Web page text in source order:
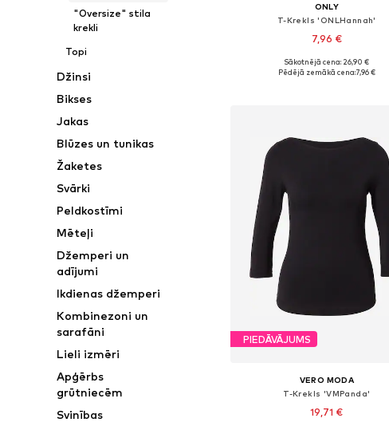
"Oversize" stila
krekli
Topi
Džinsi
Bikses
Jakas
Blūzes un tunikas
Žaketes
Svārki
Peldkostīmi
Mēteļi
Džemperi un
adījumi
Ikdienas džemperi
Kombinezoni un
sarafāni
Lieli izmēri
Apģērbs
grūtniecēm
Svinības
ONLY
T-Krekls 'ONLHannah'
7,96 €
Pieejamie izmēri: XS, S, M, L
Sākotnējā cena: 26,90 €
Pēdējā zemākā cena:7,96 €
PIEDĀVĀJUMS
VERO MODA
T-Krekls 'VMPanda'
19,71 €